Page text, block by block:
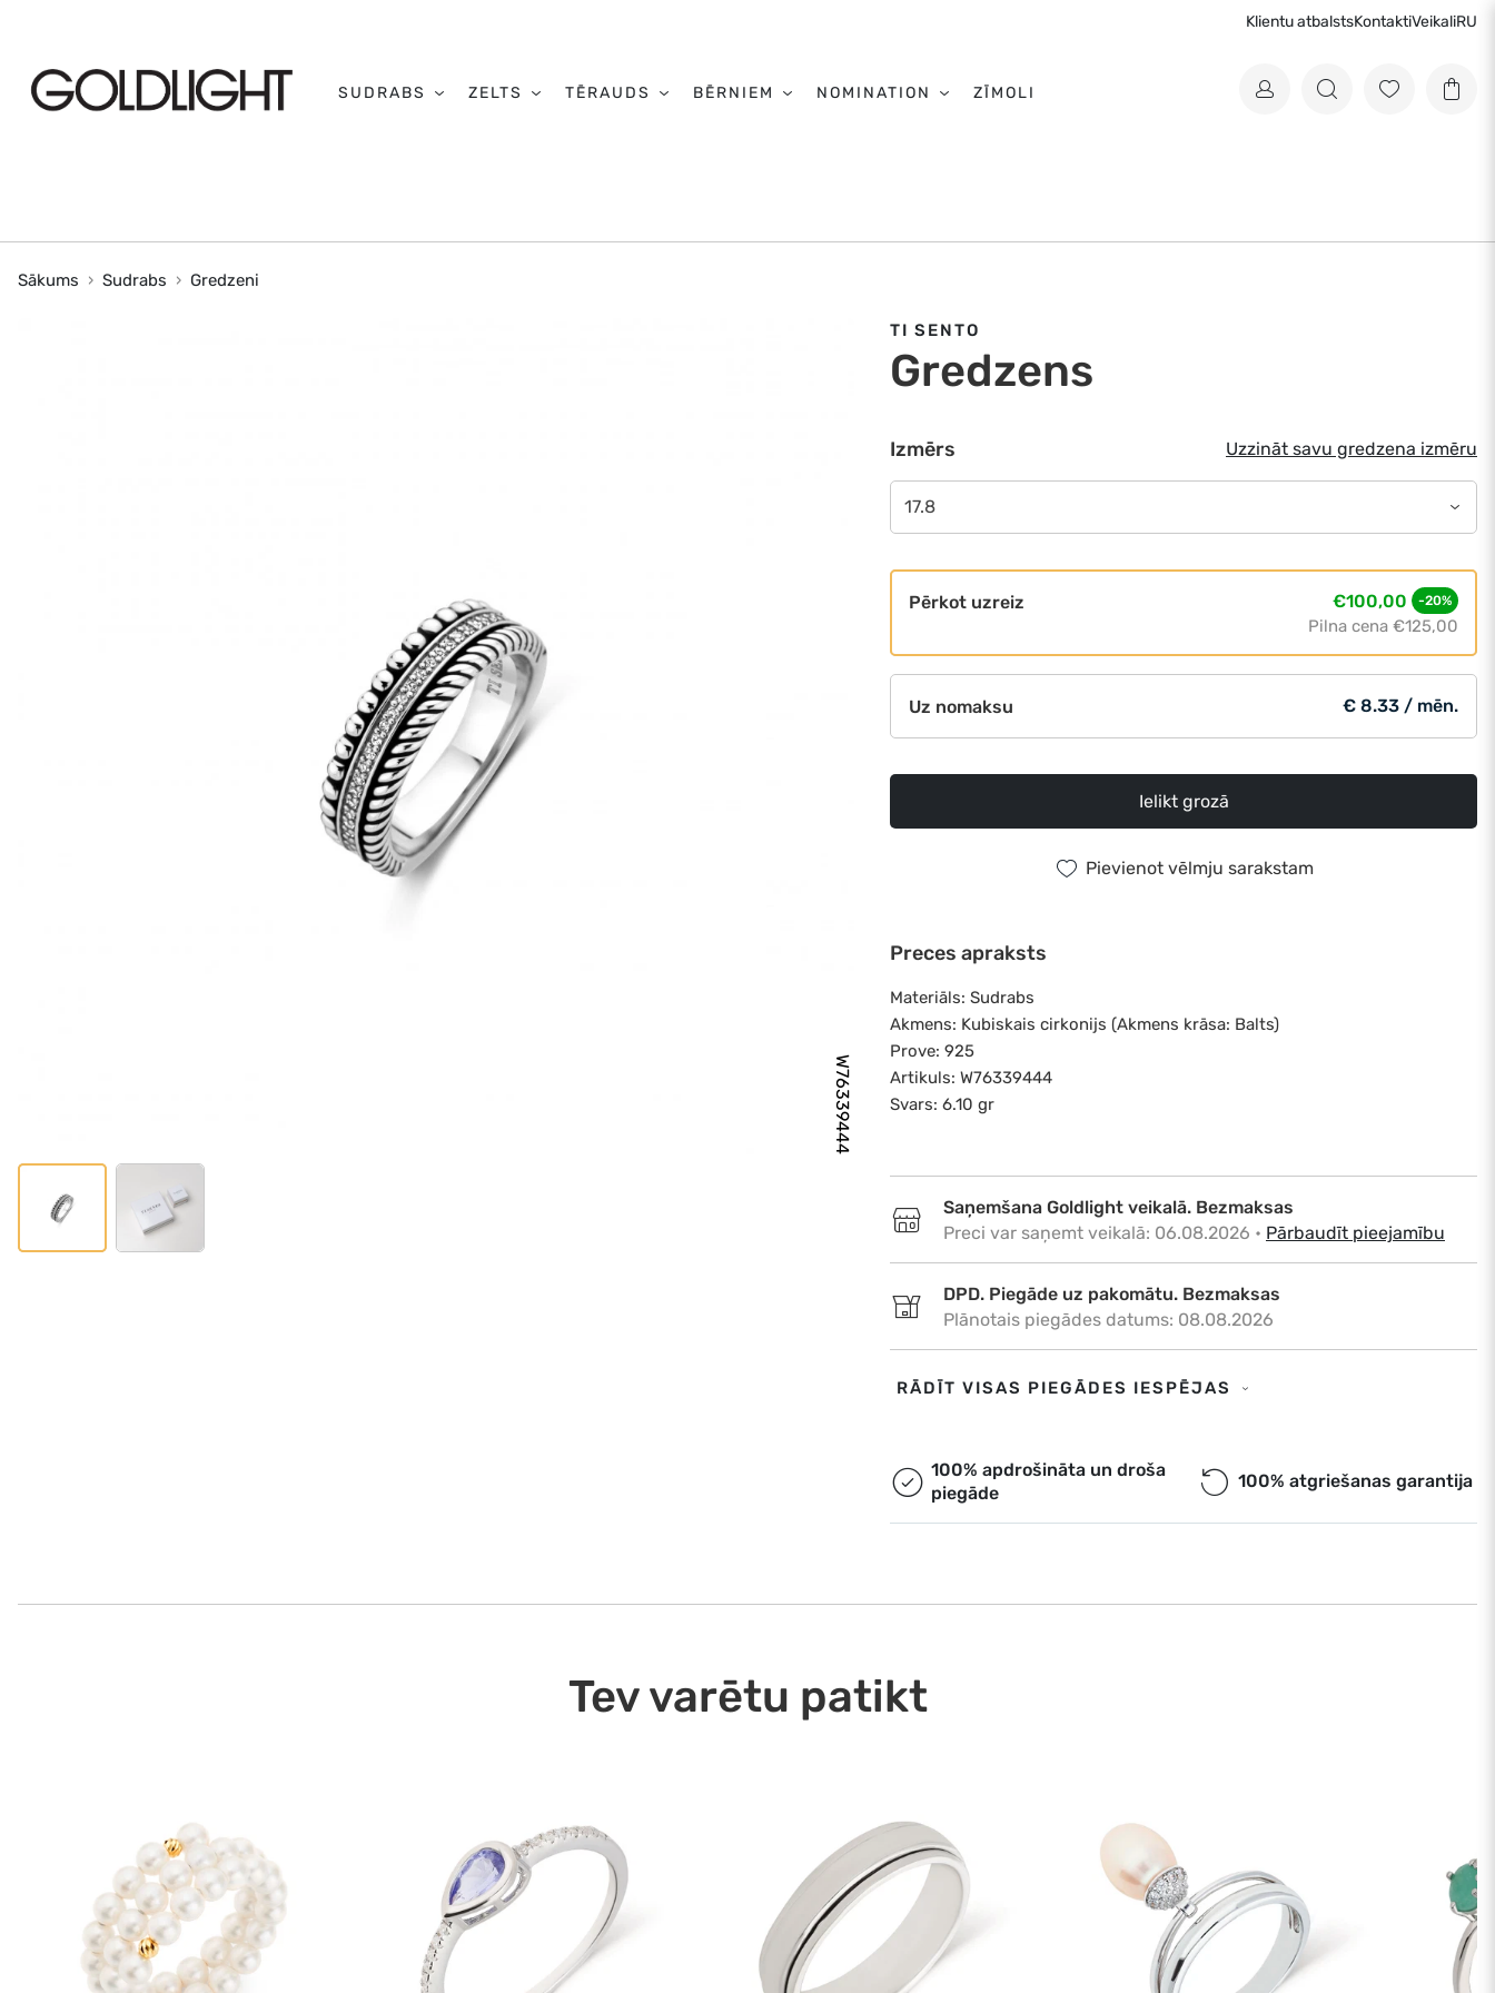
Klientu atbalstsKontaktiVeikaliRU
SUDRABS ZELTS TĒRAUDS BĒRNIEM NOMINATION ZĪMOLI
Sākums Sudrabs Gredzeni
W76339444
TI SENTO
Gredzens
Izmērs Uzzināt savu gredzena izmēru
17.8
Pērkot uzreiz €100,00 -20%
Pilna cena €125,00
Uz nomaksu € 8.33 / mēn.
Ielikt grozā
Pievienot vēlmju sarakstam
Preces apraksts
Materiāls: Sudrabs
Akmens: Kubiskais cirkonijs (Akmens krāsa: Balts)
Prove: 925
Artikuls: W76339444
Svars: 6.10 gr
Saņemšana Goldlight veikalā. Bezmaksas
Preci var saņemt veikalā: 06.08.2026 • Pārbaudīt pieejamību
DPD. Piegāde uz pakomātu. Bezmaksas
Plānotais piegādes datums: 08.08.2026
DPD. Piegāde uz adresi. €6,50
Omniva. Piegāde uz pakomātu. Bezmaksas
Plānotais piegādes datums: 08.08.2026
06.08.2026
RĀDĪT VISAS PIEGĀDES IESPĒJAS
100% apdrošināta un droša
piegāde
100% atgriešanas garantija
Tev varētu patikt